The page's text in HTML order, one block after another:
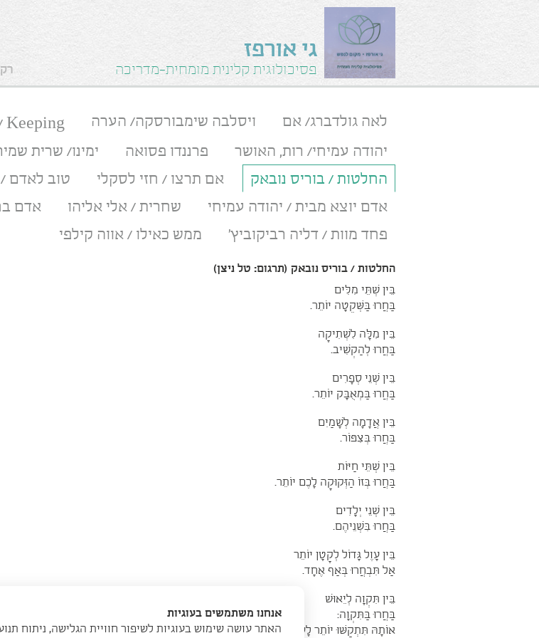
גי אורפז
פסיכולוגית קלינית מומחית-מדריכה
לאה גולדברג/ אם ויסלבה שימבורסקה/ הערה
Keeping
יהודה עמיחי/ רות, האושר
פרננדו פסואה ימינו/ שרית
החלטות / בוריס נובאק
אם תרצו / חזי לסקלי
טוב לאדם /
אדם יוצא מבית / יהודה עמיחי
שחרית / אלי אליהו אדם
פחד מוות / דליה רביקוביץ'
ממש כאילו / אווה קילפי
החלטות / בוריס נובאק (תרגום: טל ניצן)
בֵּין שְׁתֵּי מִלִּים
בַּחֲרוּ בַּשְּׁקֵטָה יוֹתֵר.
בֵּין מִלָּה לִשְׁתִיקָה
בַּחֲרוּ לְהַקְשִׁיב.
בֵּין שְׁנֵי סְפָרִים
בַּחֲרוּ בַּמְאֻבָּק יוֹתֵר.
בֵּין אֲדָמָה לְשָׁמַיִם
בַּחֲרוּ בְּצִפּוֹר.
בֵּין שְׁתֵּי חַיּוֹת
בַּחֲרוּ בְּזוֹ הַזְּקוּקָה לָכֶם יוֹתֵר.
בֵּין שְׁנֵי יְלָדִים
בַּחֲרוּ בִּשְׁנֵיהֶם.
בֵּין עָוֶל גָּדוֹל לְקָטָן יוֹתֵר
אַל תִּבְחֲרוּ בְּאַף אֶחָד.
בֵּין תִּקְוָה לְיֵאוּשׁ
בַּחֲרוּ בַּתִּקְוָה:
אוֹתָהּ תִּתְקַשּׁוּ יוֹתֵר לָשֵׂאת.
אנחנו משתמשים בעוגיות
האתר עושה שימוש בעוגיות לשיפור חוויית הגלישה, ניתוח